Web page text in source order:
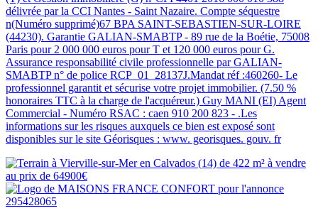
délivrée par la CCI Nantes - Saint Nazaire. Compte séquestre
n(Numéro supprimé)67 BPA SAINT-SEBASTIEN-SUR-LOIRE
(44230). Garantie GALIAN-SMABTP - 89 rue de la Boétie, 75008
Paris pour 2 000 000 euros pour T et 120 000 euros pour G.
Assurance responsabilité civile professionnelle par GALIAN-
SMABTP n° de police RCP_01_28137J.Mandat réf :460260- Le
professionnel garantit et sécurise votre projet immobilier. (7.50 %
honoraires TTC à la charge de l'acquéreur.) Guy MANI (EI) Agent
Commercial - Numéro RSAC : caen 910 200 823 - .Les
informations sur les risques auxquels ce bien est exposé sont
disponibles sur le site Géorisques : www. georisques. gouv. fr